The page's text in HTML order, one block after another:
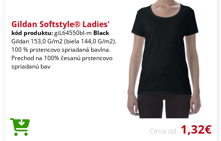
Gildan Softstyle® Ladies'
kód produktu:giL64550bl-m Black
Gildan 153,0 G/m2 (biela 144,0 G/m2).
100 % prstencovo spriadaná bavlna.
Prechod na 100% česanú prstencovo
spriadanú bav
Cena od 1,32€